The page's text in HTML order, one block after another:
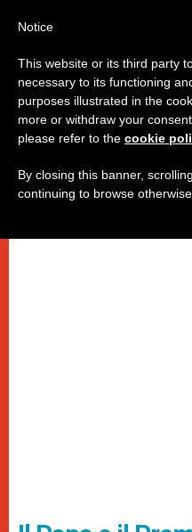
Notice
This website or its third party
necessary to its functioning
purposes illustrated in the
more or withdraw your
please refer to the cookie
By closing this banner,
continuing to browse